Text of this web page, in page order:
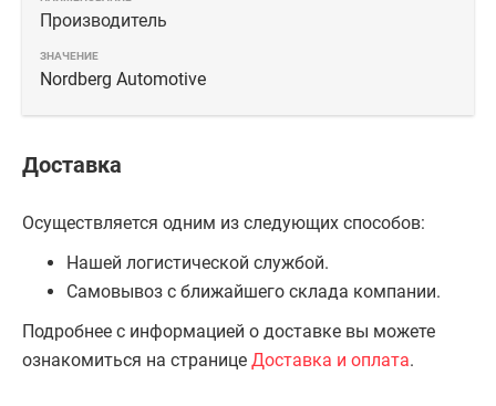
Производитель
Nordberg Automotive
Доставка
Осуществляется одним из следующих способов:
Нашей логистической службой.
Самовывоз с ближайшего склада компании.
Подробнее с информацией о доставке вы можете
ознакомиться на странице Доставка и оплата.